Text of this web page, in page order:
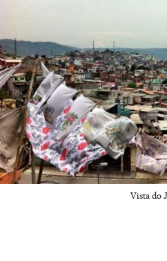
Vista do